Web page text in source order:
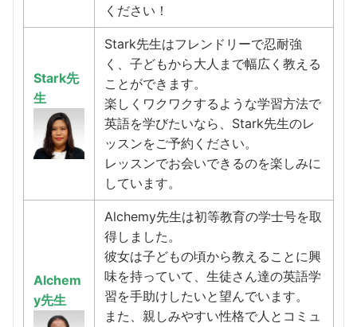
ください！
Stark先
生
Stark先生はフレンドリーで忍耐強
く、子どもから大人まで幅広く教える
ことができます。
楽しくワクワクするような学習方法で
英語を学びたいなら、Stark先生のレ
ッスンをご予約ください。
レッスンでお会いできるのを楽しみに
しています。
Alchem
y先生
Alchemy先生は初等教育の学士号を取
得しました。
彼女は子どもの頃から教えることに興
味を持っていて、生徒さん達の英語学
習を手助けしたいと望んでいます。
また、親しみやすい性格で人とコミュ